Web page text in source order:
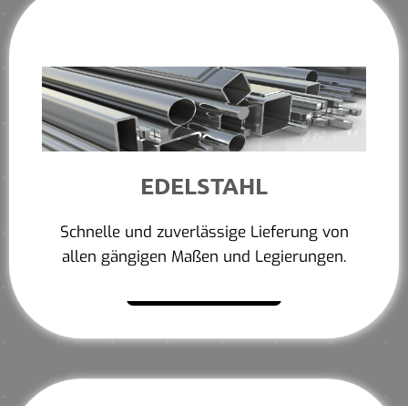
EDELSTAHL
Schnelle und zuverlässige Lieferung von
allen gängigen Maßen und Legierungen.